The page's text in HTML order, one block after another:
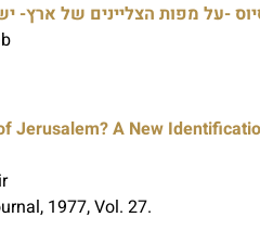
-על מפות הצליינים של ארץ-
Jerusalem? A New
1977, Vol. 27.